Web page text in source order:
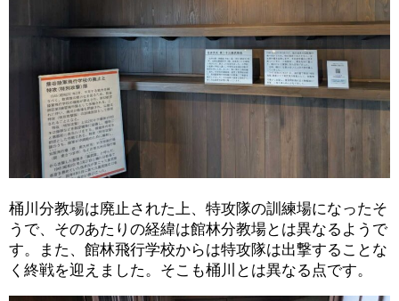
桶川分教場は廃止された上、特攻隊の訓練場になったそ
うで、そのあたりの経緯は館林分教場とは異なるようで
す。また、館林飛行学校からは特攻隊は出撃することな
く終戦を迎えました。そこも桶川とは異なる点です。